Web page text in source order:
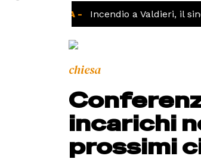
CRONACA - Incendio a Valdieri, il
chiesa
incarichi
prossimi